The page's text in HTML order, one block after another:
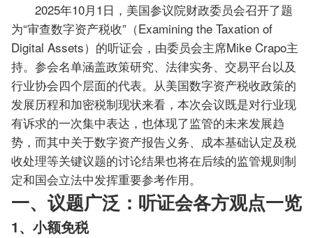
2025年10月1日，美国参议院财政委员会召开了题
为“审查数字资产税收”（Examining the Taxation of
Digital Assets）的听证会，由委员会主席Mike Crapo主
持。参会名单涵盖政策研究、法律实务、交易平台以及
行业协会四个层面的代表。从美国数字资产税收政策的
发展历程和加密税制现状来看，本次会议既是对行业现
有诉求的一次集中表达，也体现了监管的未来发展趋
势，而其中关于数字资产报告义务、成本基础认定及税
收处理等关键议题的讨论结果也将在后续的监管规则制
定和国会立法中发挥重要参考作用。
一、议题广泛：听证会各方观点一览
1、小额免税